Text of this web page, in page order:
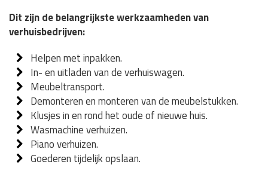
Dit zijn de belangrijkste werkzaamheden van
verhuisbedrijven:
Helpen met inpakken.
In- en uitladen van de verhuiswagen.
Meubeltransport.
Demonteren en monteren van de meubelstukken.
Klusjes in en rond het oude of nieuwe huis.
Wasmachine verhuizen.
Piano verhuizen.
Goederen tijdelijk opslaan.